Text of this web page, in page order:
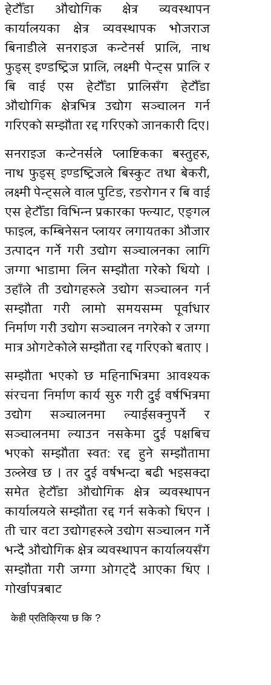
हेटौँडा औद्योगिक क्षेत्र व्यवस्थापन
कार्यालयका क्षेत्र व्यवस्थापक भोजराज
बिनाडीले सनराइज कन्टेनर्स प्रालि, नाथ
फुड्स् इण्डष्ट्रिज प्रालि, लक्ष्मी पेन्ट्स प्रालि र
बि वाई एस हेटौँडा प्रालिसँग हेटौँडा
औद्योगिक क्षेत्रभित्र उद्योग सञ्चालन गर्न
गरिएको सम्झौता रद्द गरिएको जानकारी दिए।
सनराइज कन्टेनर्सले प्लाष्टिकका बस्तुहरु,
नाथ फुड्स् इण्डष्ट्रिजले बिस्कुट तथा बेकरी,
लक्ष्मी पेन्ट्सले वाल पुटिङ, रङराेगन र बि वाई
एस हेटौँडा विभिन्न प्रकारका फ्ल्याट, एङ्गल
फाइल, कम्बिनेसन प्लायर लगायतका औजार
उत्पादन गर्ने गरी उद्योग सञ्चालनका लागि
जग्गा भाडामा लिन सम्झौता गरेको थियो ।
उहाँले ती उद्योगहरुले उद्योग सञ्चालन गर्न
सम्झौता गरी लामो समयसम्म पूर्वाधार
निर्माण गरी उद्योग सञ्चालन नगरेको र जग्गा
मात्र ओगटेकोले सम्झौता रद्द गरिएको बताए ।
सम्झौता भएको छ महिनाभित्रमा आवश्यक
संरचना निर्माण कार्य सुरु गरी दुई वर्षभित्रमा
उद्योग सञ्चालनमा ल्याईसक्नुपर्ने र
सञ्चालनमा ल्याउन नसकेमा दुई पक्षबिच
भएको सम्झौता स्वतः रद्द हुने सम्झौतामा
उल्लेख छ । तर दुई वर्षभन्दा बढी भइसक्दा
समेत हेटौँडा औद्योगिक क्षेत्र व्यवस्थापन
कार्यालयले सम्झौता रद्द गर्न सकेको थिएन ।
ती चार वटा उद्योगहरुले उद्योग सञ्चालन गर्ने
भन्दै औद्योगिक क्षेत्र व्यवस्थापन कार्यालयसँग
सम्झौता गरी जग्गा ओगट्दै आएका थिए ।
गोर्खापत्रबाट
केही प्रतिक्रिया छ कि ?